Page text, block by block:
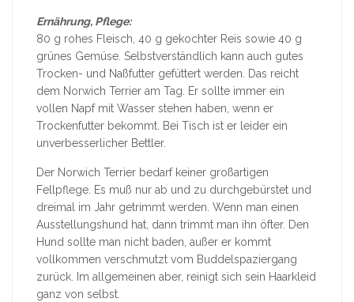
Ernährung, Pflege:
80 g rohes Fleisch, 40 g gekochter Reis sowie 40 g
grünes Gemüse. Selbstverständlich kann auch gutes
Trocken- und Naßfutter gefüttert werden. Das reicht
dem Norwich Terrier am Tag. Er sollte immer ein
vollen Napf mit Wasser stehen haben, wenn er
Trockenfutter bekommt. Bei Tisch ist er leider ein
unverbesserlicher Bettler.
Der Norwich Terrier bedarf keiner großartigen
Fellpflege. Es muß nur ab und zu durchgebürstet und
dreimal im Jahr getrimmt werden. Wenn man einen
Ausstellungshund hat, dann trimmt man ihn öfter. Den
Hund sollte man nicht baden, außer er kommt
vollkommen verschmutzt vom Buddelspaziergang
zurück. Im allgemeinen aber, reinigt sich sein Haarkleid
ganz von selbst.